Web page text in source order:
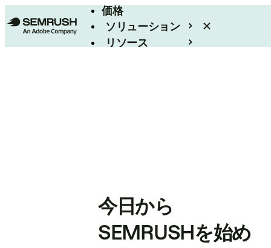
価格
ソリューション
リソース
今日から
SEMRUSHを始め